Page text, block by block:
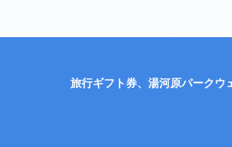
旅行ギフト券、湯河原パークウ